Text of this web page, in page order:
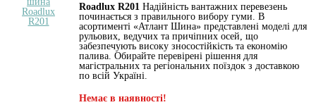
Roadlux R201 Надійність вантажних перевезень
починається з правильного вибору гуми. В
асортименті «Атлант Шина» представлені моделі для
рульових, ведучих та причіпних осей, що
забезпечують високу зносостійкість та економію
палива. Обирайте перевірені рішення для
магістральних та регіональних поїздок з доставкою
по всій Україні.
Немає в наявності!